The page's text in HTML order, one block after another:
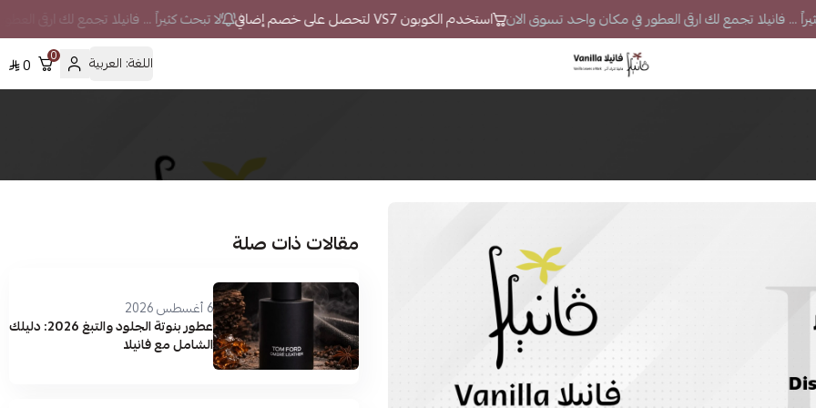
... فانيلا تجمع لك ارقى العطور في مكان واحد تسوق الان استخدم الكوبون VS7 لتحصل على خصم إضافي لا تبحث كثيراً ... فانيلا تجمع لك ارقى
فانيلا اللغة: العربية 0
0
مقالات ذات صلة
6 أغسطس 2026
عطور بنوتة الجلود والتبغ 2026: دليلك
الشامل مع فانيلا